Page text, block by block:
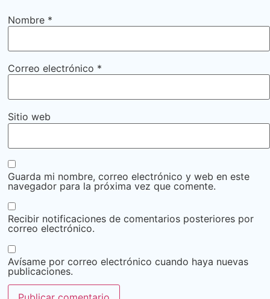
Nombre *
Correo electrónico *
Sitio web
Guarda mi nombre, correo electrónico y web en este
navegador para la próxima vez que comente.
Recibir notificaciones de comentarios posteriores por
correo electrónico.
Avísame por correo electrónico cuando haya nuevas
publicaciones.